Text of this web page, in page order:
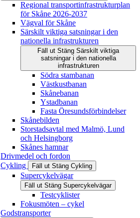
Regional transportinfrastrukturplan
för Skåne 2026-2037
Vägval för Skåne
Särskilt viktiga satsningar i den
nationella infrastrukturen
Fäll ut Stäng Särskilt viktiga
satsningar i den nationella
infrastrukturen
Södra stambanan
Västkustbanan
Skånebanan
Ystadbanan
Fasta Öresundsförbindelser
Skånebilden
Storstadsavtal med Malmö, Lund
och Helsingborg
Skånes hamnar
Drivmedel och fordon
Cykling
Fäll ut Stäng Cykling
Supercykelvägar
Fäll ut Stäng Supercykelvägar
Testcyklister
Fokusmöten – cykel
Godstransporter